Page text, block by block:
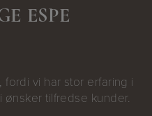
ESPE
vi har stor erfaring i
tilfredse kunder.